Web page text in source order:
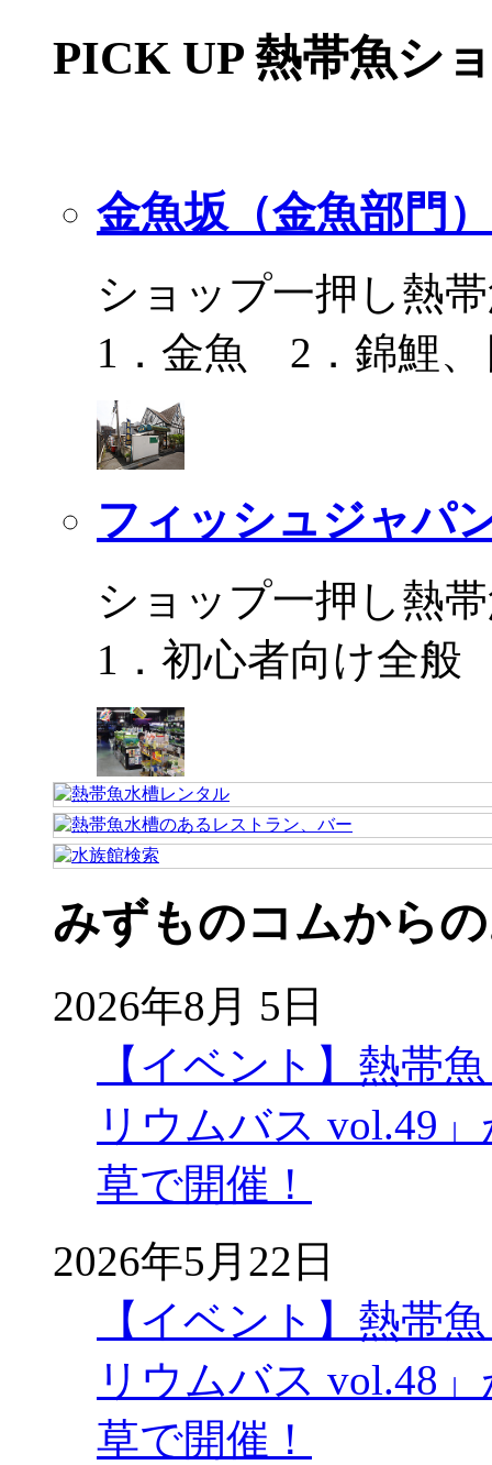
PICK UP 熱帯魚シ
金魚坂（金魚部門）
ショップ一押し熱
1．金魚 2．錦鯉、
フィッシュジャパ
ショップ一押し熱
1．初心者向け全
みずものコムから
2026年8月 5日
【イベント】熱帯
リウムバス vol.49
草で開催！
2026年5月22日
【イベント】熱帯
リウムバス vol.48
草で開催！